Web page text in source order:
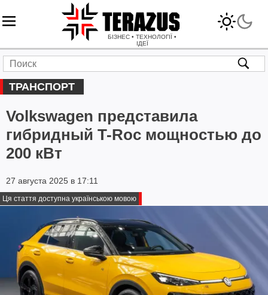
БІЗНЕС • ТЕХНОЛОГІЇ •
ІДЕЇ
ТРАНСПОРТ
Volkswagen представила
гибридный T-Roc мощностью до
200 кВт
27 августа 2025 в 17:11
Ця стаття доступна українською мовою